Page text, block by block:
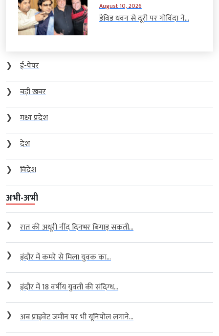
August 10, 2026
डेविड धवन से दूरी पर गोविंदा ने...
❯
ई-पेपर
❯
बड़ी खबर
❯
मध्य प्रदेश
❯
देश
❯
विदेश
अभी-अभी
❯ रात की अधूरी नींद दिनभर बिगाड़ सकती...
❯ इंदौर में कमरे से मिला युवक का...
❯ इंदौर में 18 वर्षीय युवती की संदिग्ध...
❯ अब प्राइवेट जमीन पर भी यूनिपोल लगाने...